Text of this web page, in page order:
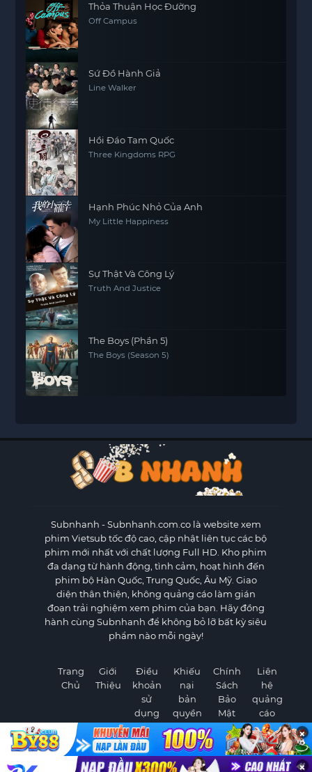
Thỏa Thuận Học Đường
Off Campus
Sứ Đồ Hành Giả
Line Walker
Hồi Đáo Tam Quốc
Three Kingdoms RPG
Hạnh Phúc Nhỏ Của Anh
My Little Happiness
Sự Thật Và Công Lý
Truth And Justice
The Boys (Phần 5)
The Boys (Season 5)
Subnhanh - Subnhanh.com.co là website xem
phim Vietsub tốc độ cao, cập nhật liên tục các bộ
phim mới nhất với chất lượng Full HD. Kho phim
đa dạng từ hành động, tình cảm, hoạt hình đến
phim bộ Hàn Quốc, Trung Quốc, Âu Mỹ. Giao
diện thân thiện, không quảng cáo làm gián
đoạn trải nghiệm xem phim của bạn. Hãy đồng
hành cùng Subnhanh để không bỏ lỡ bất kỳ siêu
phẩm nào mỗi ngày!
Trang
Chủ
Giới
Thiệu
Điều
khoản
sử
dụng
Khiếu
nại
bản
quyền
Chính
Sách
Bảo
Mật
Liên
hệ
quảng
cáo
×
×